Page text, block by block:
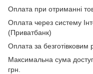
Оплата при отриманні
Оплата через систему
(Приватбанк)
Оплата за безготівковим
Максимальна сума
грн.